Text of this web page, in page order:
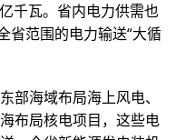
千瓦。省内电力供需也
省范围的电力输送“大循
部海域布局海上风电、
布局核电项目，这些电